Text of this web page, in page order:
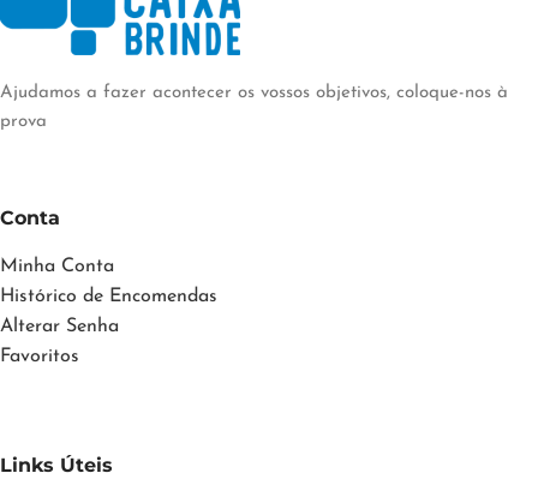
Ajudamos a fazer acontecer os vossos objetivos, coloque-nos à
prova
Conta
Minha Conta
Histórico de Encomendas
Alterar Senha
Favoritos
Links Úteis